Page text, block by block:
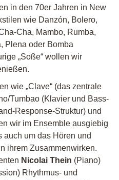
in den 70er Jahren in New
wie Danzón, Bolero,
Cha, Mambo, Rumba,
Plena oder Bomba
„Soße“ wollen wir
wie „Clave“ (das zentrale
Tumbao (Klavier und Bass-
Response-Struktur) und
wir im Ensemble ausgiebig
auch um das Hören und
ihrem Zusammenwirken.
Nicolai Thein (Piano)
Rhythmus- und